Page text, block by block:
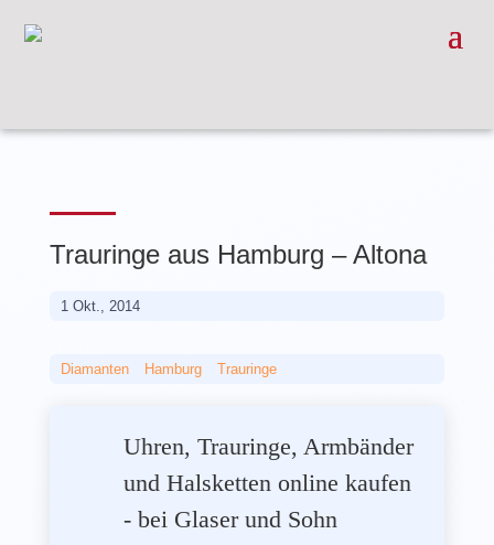
Trauringe aus Hamburg – Altona
1 Okt., 2014
Diamanten__ Hamburg__ Trauringe
Uhren, Trauringe, Armbänder
und Halsketten online kaufen
- bei Glaser und Sohn